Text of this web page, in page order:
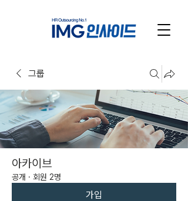
그룹
아카이브
공개 · 회원 2명
가입